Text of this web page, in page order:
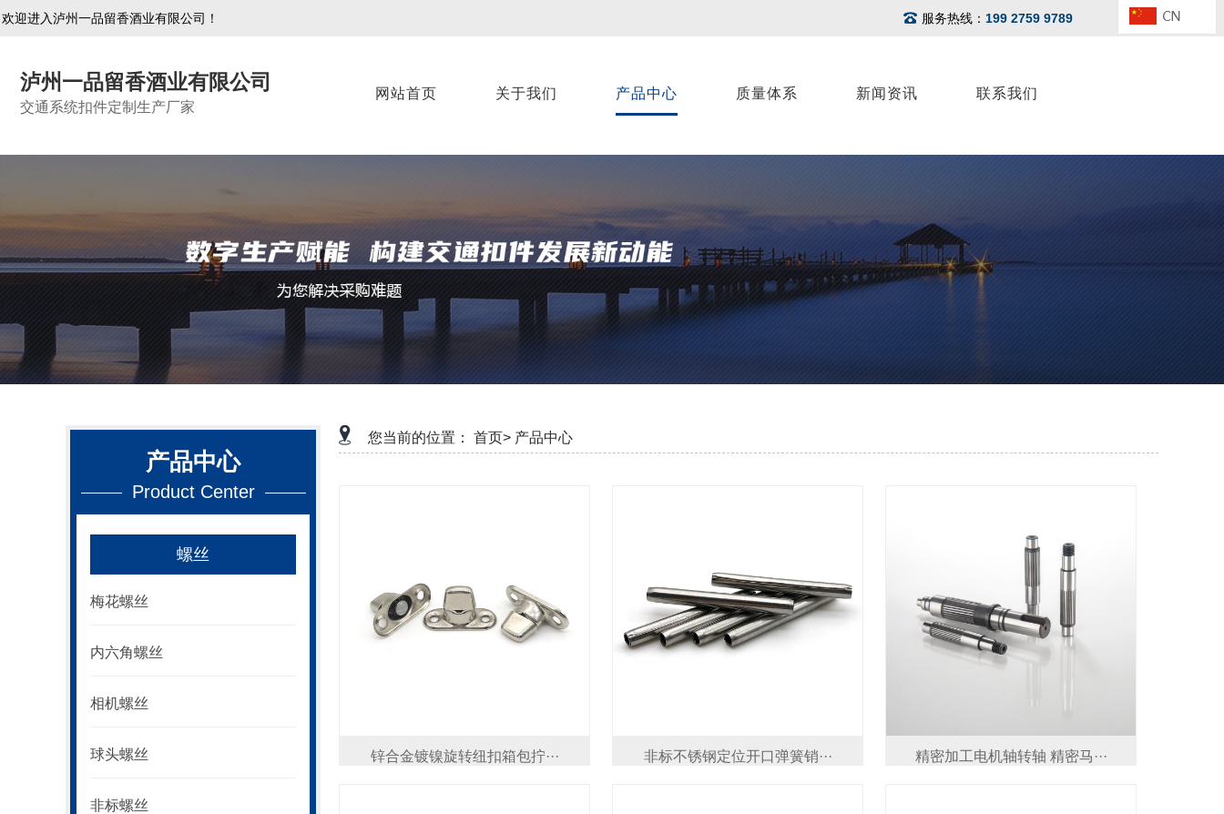
欢迎进入泸州一品留香酒业有限公司！ 服务热线： 199 2759 9789
泸州一品留香酒业有限公司
交通系统扣件定制生产厂家
网站首页 关于我们 产品中心 质量体系 新闻资讯 联系我们
产品中心
Product Center
螺丝
梅花螺丝
内六角螺丝
相机螺丝
球头螺丝
非标螺丝
您当前的位置： 首页> 产品中心
锌合金镀镍旋转纽扣箱包拧··· 非标不锈钢定位开口弹簧销··· 精密加工电机轴转轴 精密马···